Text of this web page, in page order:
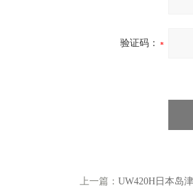
验证码：
上一篇： UW420H日本岛